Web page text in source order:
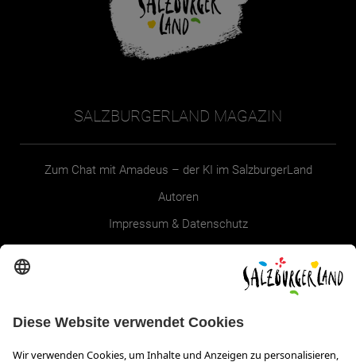
SALZBURGERLAND MAGAZIN
Zum Chat mit Amadeus – der KI im SalzburgerLand
Autoren
Impressum & Datenschutz